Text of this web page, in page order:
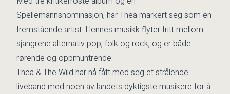
Spellemannsnominasjon, har Thea markert seg som en
fremstående artist. Hennes musikk flyter fritt mellom
sjangrene alternativ pop, folk og rock, og er både
rørende og oppmuntrende.
Thea & The Wild har nå fått med seg et strålende
liveband med noen av landets dyktigste musikere for å